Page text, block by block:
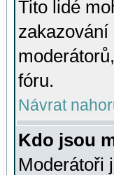
Tito lidé
zakazování
fóru.
Návrat
Kdo jsou
Moderátoři